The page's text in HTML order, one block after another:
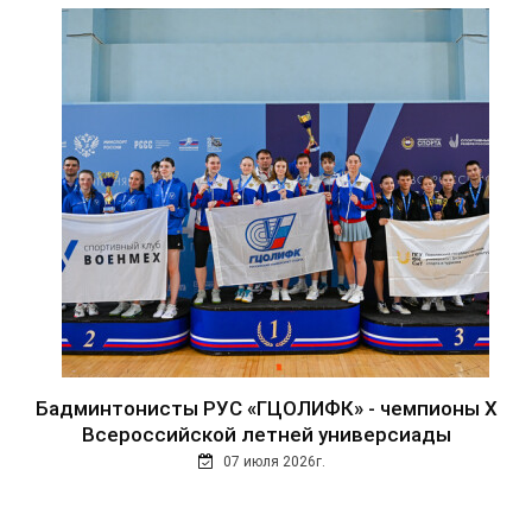
Бадминтонисты РУС «ГЦОЛИФК» - чемпионы Х
Всероссийской летней универсиады
07 июля 2026г.